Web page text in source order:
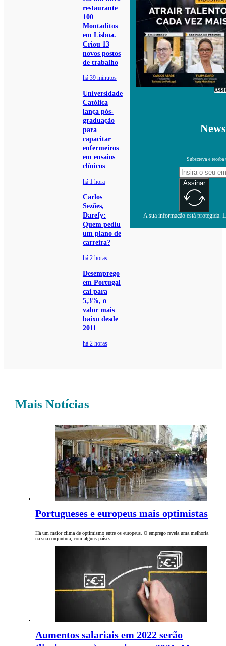
restaurante
100
Montaditos
em Lisboa.
Criou 13
novos postos
de trabalho
há 39 minutos
Universidade
Católica
lança pós-
graduação
para
capacitar
enfermeiros
em ensaios
clínicos
há 1 hora
Carlos
Sezões,
Darefy:
Quem pediu
um plano de
carreira?
há 2 horas
Desemprego
em Portugal
cai para
5,3%, o
valor mais
baixo desde
2011
há 2 horas
Subscreva e
Assinar
A sua informação está protegida.
Mais Notícias
Portugueses e europeus mais optimistas
Há um maior clima de optimismo entre os europeus. O emprego revela uma melhoria
na sua conjuntura, com alguns países…
Aumentos salariais em 2022 serão